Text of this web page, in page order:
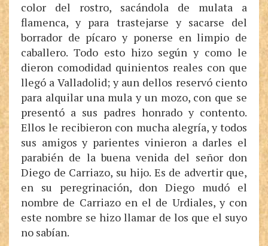
color del rostro, sacándola de mulata a
flamenca, y para trastejarse y sacarse del
borrador de pícaro y ponerse en limpio de
caballero. Todo esto hizo según y como le
dieron comodidad quinientos reales con que
llegó a Valladolid; y aun dellos reservó ciento
para alquilar una mula y un mozo, con que se
presentó a sus padres honrado y contento.
Ellos le recibieron con mucha alegría, y todos
sus amigos y parientes vinieron a darles el
parabién de la buena venida del señor don
Diego de Carriazo, su hijo. Es de advertir que,
en su peregrinación, don Diego mudó el
nombre de Carriazo en el de Urdiales, y con
este nombre se hizo llamar de los que el suyo
no sabían.